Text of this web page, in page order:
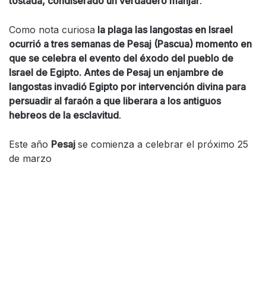
Como nota curiosa la plaga las langostas en Israel
ocurrió a tres semanas de Pesaj (Pascua) momento en
que se celebra el evento del éxodo del pueblo de
Israel de Egipto. Antes de Pesaj un enjambre de
langostas invadió Egipto por intervención divina para
persuadir al faraón a que liberara a los antiguos
hebreos de la esclavitud.
Este año Pesaj se comienza a celebrar el próximo 25
de marzo